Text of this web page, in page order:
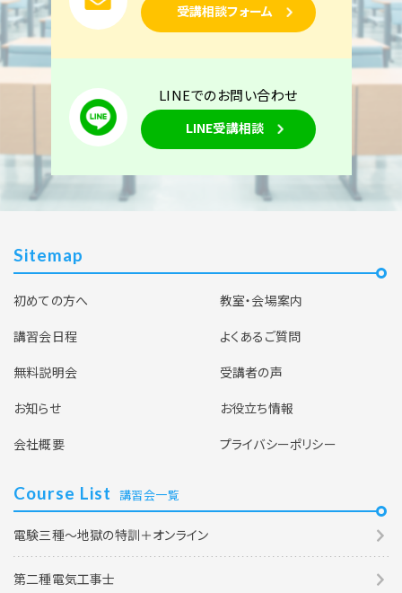
受講相談フォーム
LINEでのお問い合わせ
LINE受講相談
Sitemap
初めての方へ
教室・会場案内
講習会日程
よくあるご質問
無料説明会
受講者の声
お知らせ
お役立ち情報
会社概要
プライバシーポリシー
Course List 講習会一覧
電験三種～地獄の特訓＋オンライン
第二種電気工事士